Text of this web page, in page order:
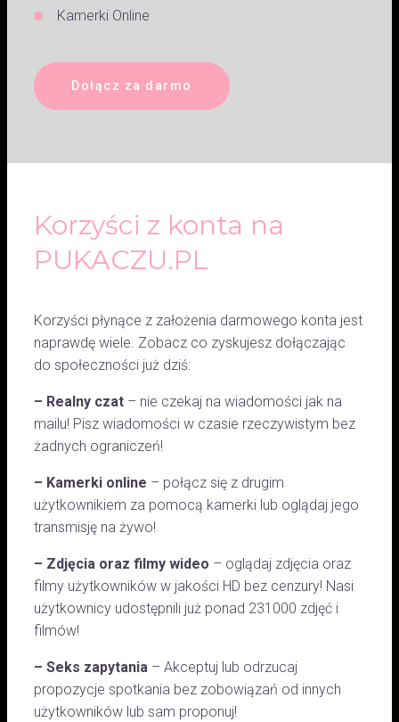
Kamerki Online
Dołącz za darmo
Korzyści z konta na
PUKACZU.PL
Korzyści płynące z założenia darmowego konta jest
naprawdę wiele. Zobacz co zyskujesz dołączając
do społeczności już dziś:
– Realny czat – nie czekaj na wiadomości jak na
mailu! Pisz wiadomości w czasie rzeczywistym bez
żadnych ograniczeń!
– Kamerki online – połącz się z drugim
użytkownikiem za pomocą kamerki lub oglądaj jego
transmisję na żywo!
– Zdjęcia oraz filmy wideo – oglądaj zdjęcia oraz
filmy użytkowników w jakości HD bez cenzury! Nasi
użytkownicy udostępnili już ponad 231000 zdjęć i
filmów!
– Seks zapytania – Akceptuj lub odrzucaj
propozycje spotkania bez zobowiązań od innych
użytkowników lub sam proponuj!